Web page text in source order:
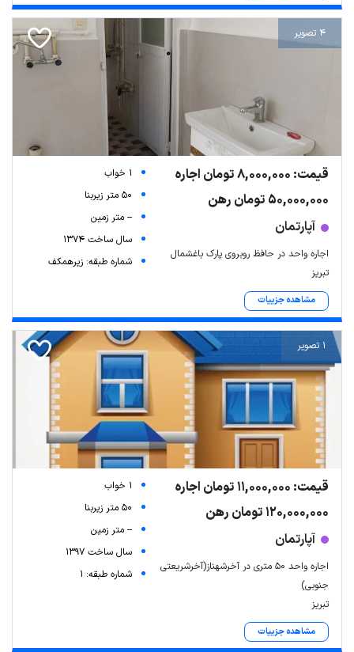
4 تصویر
قیمت: 8,000,000 تومان اجاره
50,000,000 تومان رهن
آپارتمان
اجاره واحد در حافظ روبروی پارک باغشمال
تبریز
مشاهده جزییات
1 خواب
50 متر زیربنا
-- متر زمین
سال ساخت 1374
شماره طبقه: زیرهمکف
1 تصویر
قیمت: 11,000,000 تومان اجاره
120,000,000 تومان رهن
آپارتمان
اجاره واحد ۵۰ متری در آخرشهناز(آخرشریعتی
جنوبی)
تبریز
مشاهده جزییات
1 خواب
50 متر زیربنا
-- متر زمین
سال ساخت 1397
شماره طبقه: 1